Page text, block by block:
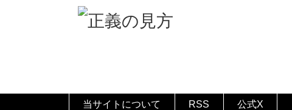
当サイトについて RSS 公式X